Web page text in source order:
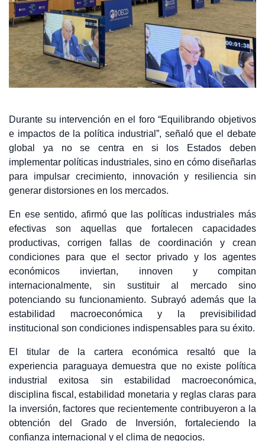
Durante su intervención en el foro “Equilibrando objetivos
e impactos de la política industrial”, señaló que el debate
global ya no se centra en si los Estados deben
implementar políticas industriales, sino en cómo diseñarlas
para impulsar crecimiento, innovación y resiliencia sin
generar distorsiones en los mercados.
En ese sentido, afirmó que las políticas industriales más
efectivas son aquellas que fortalecen capacidades
productivas, corrigen fallas de coordinación y crean
condiciones para que el sector privado y los agentes
económicos inviertan, innoven y compitan
internacionalmente, sin sustituir al mercado sino
potenciando su funcionamiento. Subrayó además que la
estabilidad macroeconómica y la previsibilidad
institucional son condiciones indispensables para su éxito.
El titular de la cartera económica resaltó que la
experiencia paraguaya demuestra que no existe política
industrial exitosa sin estabilidad macroeconómica,
disciplina fiscal, estabilidad monetaria y reglas claras para
la inversión, factores que recientemente contribuyeron a la
obtención del Grado de Inversión, fortaleciendo la
confianza internacional y el clima de negocios.